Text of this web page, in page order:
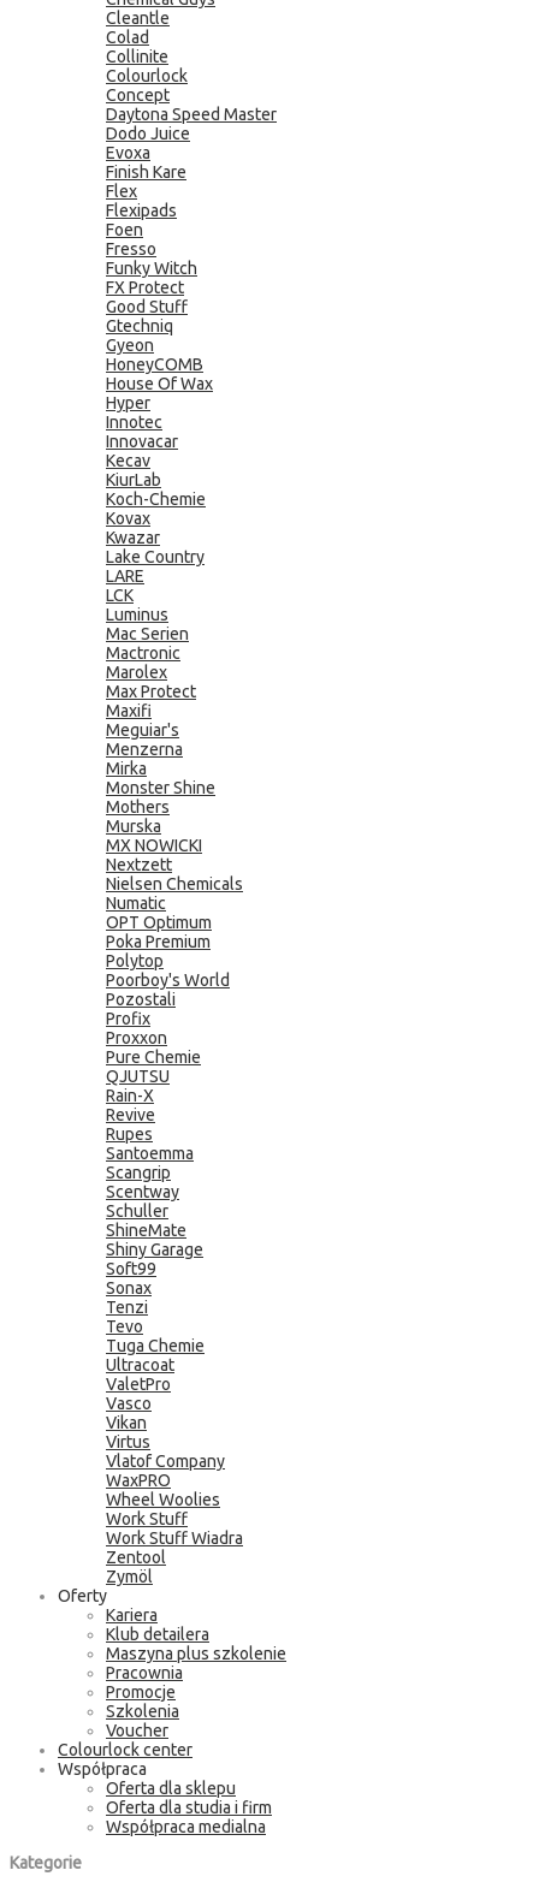
Cleantle
Colad
Collinite
Colourlock
Concept
Daytona Speed Master
Dodo Juice
Evoxa
Finish Kare
Flex
Flexipads
Foen
Fresso
Funky Witch
FX Protect
Good Stuff
Gtechniq
Gyeon
HoneyCOMB
House Of Wax
Hyper
Innotec
Innovacar
Kecav
KiurLab
Koch-Chemie
Kovax
Kwazar
Lake Country
LARE
LCK
Luminus
Mac Serien
Mactronic
Marolex
Max Protect
Maxifi
Meguiar's
Menzerna
Mirka
Monster Shine
Mothers
Murska
MX NOWICKI
Nextzett
Nielsen Chemicals
Numatic
OPT Optimum
Poka Premium
Polytop
Poorboy's World
Pozostali
Profix
Proxxon
Pure Chemie
QJUTSU
Rain-X
Revive
Rupes
Santoemma
Scangrip
Scentway
Schuller
ShineMate
Shiny Garage
Soft99
Sonax
Tenzi
Tevo
Tuga Chemie
Ultracoat
ValetPro
Vasco
Vikan
Virtus
Vlatof Company
WaxPRO
Wheel Woolies
Work Stuff
Work Stuff Wiadra
Zentool
Zymöl
Oferty
Kariera
Klub detailera
Maszyna plus szkolenie
Pracownia
Promocje
Szkolenia
Voucher
Colourlock center
Współpraca
Oferta dla sklepu
Oferta dla studia i firm
Współpraca medialna
Kategorie